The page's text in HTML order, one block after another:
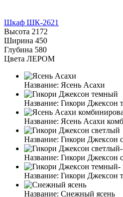
Шкаф ШК-2621
Высота 2172
Ширина 450
Глубина 580
Цвета ЛЕРОМ
Название: Ясень Асахи
Название: Гикори Джексон
Название: Ясень Асахи
Название: Гикори Джексон
Название: Гикори Джексон
Название: Гикори Джексон
Название: Снежный ясень